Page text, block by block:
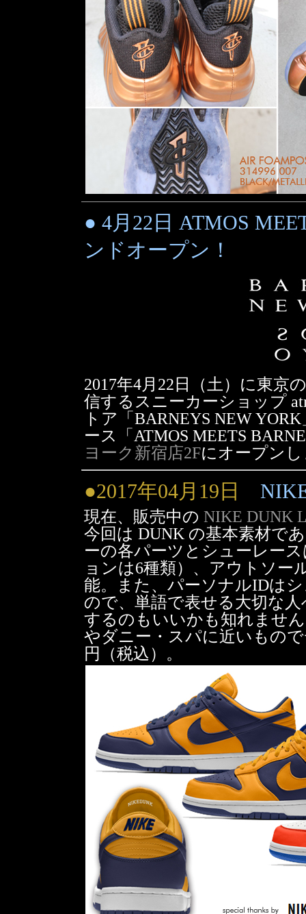
● 4月22日 ATMOS
ンドオープン！
2017年4月22日（土）に東京
信するスニーカーショップ
トア「BARNEYS NEW
ース「ATMOS MEETS
ヨーク新宿店2Fにオープン
●2017年04月19日
現在、販売中の NIKE DUNK
今回は DUNK の基本素材で
ーの各パーツとシューレー
ョンは6種類）、アウトソー
能。また、パーソナルIDは
ので、単語で表せる大切な
するのもいいかも知れませ
やダニー・スパに近いもの
円（税込）。